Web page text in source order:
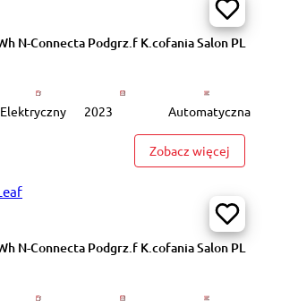
N-Connecta Podgrz.f K.cofania Salon PL
Elektryczny 2023 Automatyczna
Zobacz więcej
N-Connecta Podgrz.f K.cofania Salon PL